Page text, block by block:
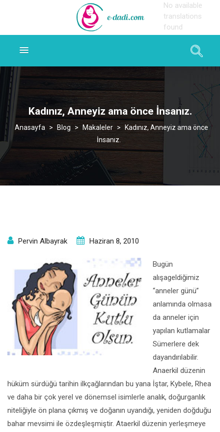
Kadınız, Anneyiz ama önce İnsanız.
> Blog > Makaleler >
Kadınız, Anneyiz ama önce
İnsanız.
Pervin Albayrak Haziran 8, 2010
Bugün
alışageldiğimiz
“anneler günü”
anlamında olmasa
da anneler için
yapılan kutlamalar
Sümerlere dek
dayandırılabilir.
Anaerkil düzenin
hüküm sürdüğü tarihin ilkçağlarından bu yana İştar, Kybele, Rhea
ve daha bir çok yerel ve dönemsel isimlerle analık, doğurganlık
niteliğiyle ön plana çıkmış ve doğanın uyandığı, yeniden doğduğu
bahar mevsimi ile özdeşleşmiştir. Ataerkil düzenin yerleşmeye
No available
translations
found